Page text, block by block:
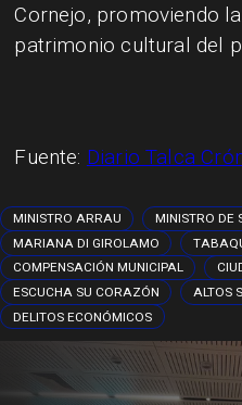
Cornejo, promoviendo
patrimonio cultural del
Fuente: Diario Talca
MINISTRO ARRAU
MINISTRO DE
MARIANA DI GIROLAMO
COMPENSACIÓN MUNICIPAL
ESCUCHA SU CORAZÓN
ALTOS
DELITOS ECONÓMICOS